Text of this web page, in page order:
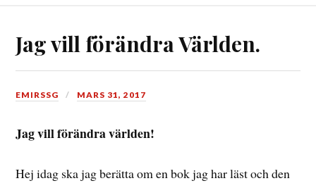
Jag vill förändra Världen.
EMIRSSG MARS 31, 2017
Jag vill förändra världen!
Hej idag ska jag berätta om en bok jag har läst och den